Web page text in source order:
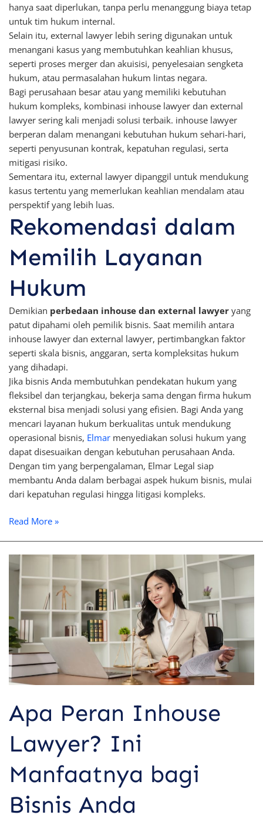
hanya saat diperlukan, tanpa perlu menanggung biaya tetap
untuk tim hukum internal.
Selain itu, external lawyer lebih sering digunakan untuk
menangani kasus yang membutuhkan keahlian khusus,
seperti proses merger dan akuisisi, penyelesaian sengketa
hukum, atau permasalahan hukum lintas negara.
Bagi perusahaan besar atau yang memiliki kebutuhan
hukum kompleks, kombinasi inhouse lawyer dan external
lawyer sering kali menjadi solusi terbaik. inhouse lawyer
berperan dalam menangani kebutuhan hukum sehari-hari,
seperti penyusunan kontrak, kepatuhan regulasi, serta
mitigasi risiko.
Sementara itu, external lawyer dipanggil untuk mendukung
kasus tertentu yang memerlukan keahlian mendalam atau
perspektif yang lebih luas.
Rekomendasi dalam
Memilih Layanan
Hukum
Demikian perbedaan inhouse dan external lawyer yang
patut dipahami oleh pemilik bisnis. Saat memilih antara
inhouse lawyer dan external lawyer, pertimbangkan faktor
seperti skala bisnis, anggaran, serta kompleksitas hukum
yang dihadapi.
Jika bisnis Anda membutuhkan pendekatan hukum yang
fleksibel dan terjangkau, bekerja sama dengan firma hukum
eksternal bisa menjadi solusi yang efisien. Bagi Anda yang
mencari layanan hukum berkualitas untuk mendukung
operasional bisnis, Elmarmenyediakan solusi hukum yang
dapat disesuaikan dengan kebutuhan perusahaan Anda.
Dengan tim yang berpengalaman, Elmar Legal siap
membantu Anda dalam berbagai aspek hukum bisnis, mulai
dari kepatuhan regulasi hingga litigasi kompleks.
Read More »
Apa Peran Inhouse
Lawyer? Ini
Manfaatnya bagi
Bisnis Anda
Peran
Inhouse
Ini
Manfaatnya
bagi
Anda